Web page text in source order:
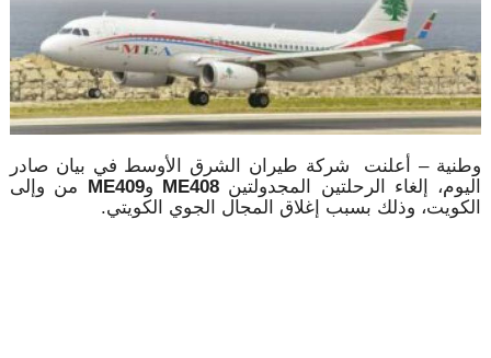
وطنية – أعلنت شركة طيران الشرق الأوسط في بيان صادر
اليوم، إلغاء الرحلتين المجدولتين ME408وME409من وإلى
الكويت، وذلك بسبب إغلاق المجال الجوي الكويتي.